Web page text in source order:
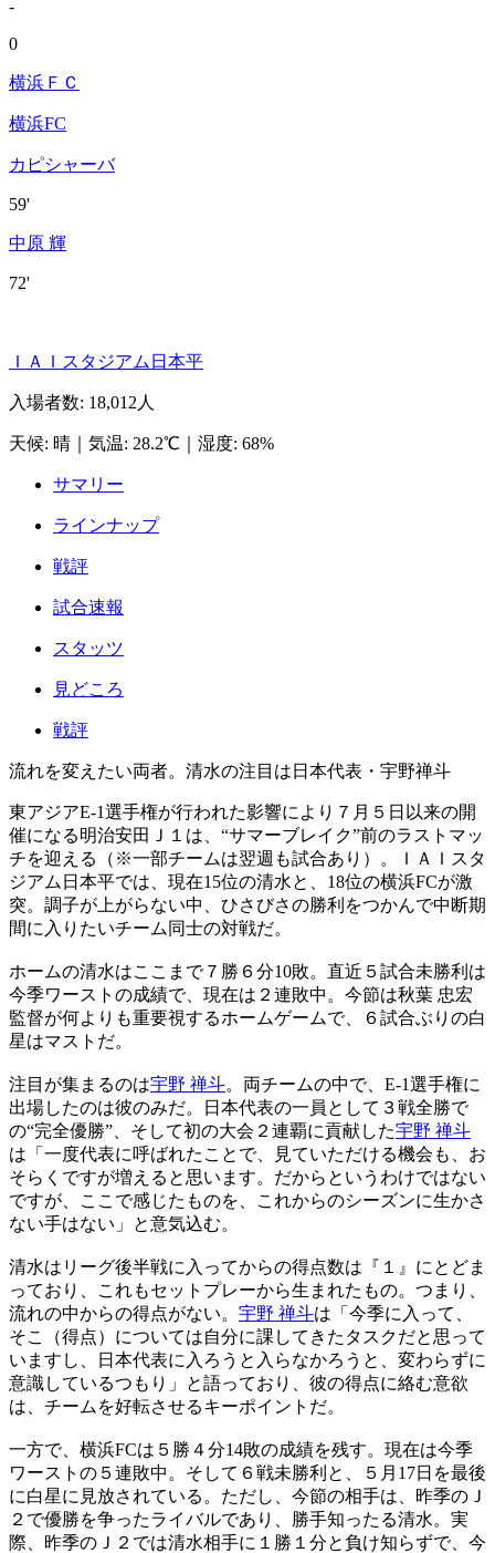
-
0
横浜ＦＣ
横浜FC
カピシャーバ
59'
中原 輝
72'
ＩＡＩスタジアム日本平
入場者数: 18,012人
天候: 晴 気温: 28.2℃ 湿度: 68%
サマリー
ラインナップ
戦評
試合速報
スタッツ
見どころ
戦評
流れを変えたい両者。清水の注目は日本代表・宇野禅斗
東アジアE-1選手権が行われた影響により７月５日以来の開
催になる明治安田Ｊ１は、“サマーブレイク”前のラストマッ
チを迎える（※一部チームは翌週も試合あり）。ＩＡＩスタ
ジアム日本平では、現在15位の清水と、18位の横浜FCが激
突。調子が上がらない中、ひさびさの勝利をつかんで中断期
間に入りたいチーム同士の対戦だ。
ホームの清水はここまで７勝６分10敗。直近５試合未勝利は
今季ワーストの成績で、現在は２連敗中。今節は秋葉 忠宏
監督が何よりも重要視するホームゲームで、６試合ぶりの白
星はマストだ。
注目が集まるのは宇野 禅斗。両チームの中で、E-1選手権に
出場したのは彼のみだ。日本代表の一員として３戦全勝で
の“完全優勝”、そして初の大会２連覇に貢献した宇野 禅斗
は「一度代表に呼ばれたことで、見ていただける機会も、お
そらくですが増えると思います。だからというわけではない
ですが、ここで感じたものを、これからのシーズンに生かさ
ない手はない」と意気込む。
清水はリーグ後半戦に入ってからの得点数は『１』にとどま
っており、これもセットプレーから生まれたもの。つまり、
流れの中からの得点がない。 宇野 禅斗は「今季に入って、
そこ（得点）については自分に課してきたタスクだと思って
いますし、日本代表に入ろうと入らなかろうと、変わらずに
意識しているつもり」と語っており、彼の得点に絡む意欲
は、チームを好転させるキーポイントだ。
一方で、横浜FCは５勝４分14敗の成績を残す。現在は今季
ワーストの５連敗中。そして６戦未勝利と、５月17日を最後
に白星に見放されている。ただし、今節の相手は、昨季のＪ
２で優勝を争ったライバルであり、勝手知ったる清水。実
際、昨季のＪ２では清水相手に１勝１分と負け知らずで、今